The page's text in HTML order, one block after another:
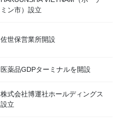
ミン市）設立
佐世保営業所開設
医薬品GDPターミナルを開設
株式会社博運社ホールディングス
設立